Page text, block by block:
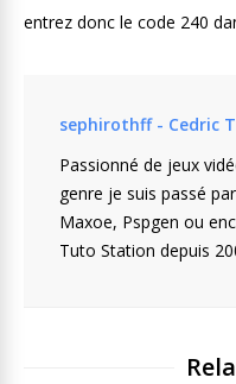
entrez donc le code 240
sephirothff - Cedric T
Passionné de jeux
genre je suis passé
Maxoe, Pspgen ou
Tuto Station depuis